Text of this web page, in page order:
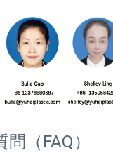
（FAQ）